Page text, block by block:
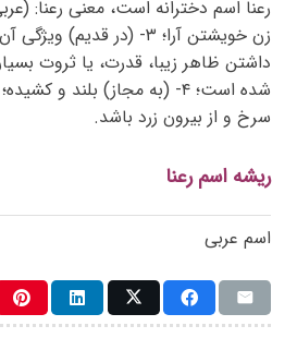
زن خویشتن آرا؛ ۳- (در
داشتن ظاهر زیبا، قدرت، یا ثروت
سرخ و از بیرون زرد باشد.
ریشه اسم رعنا
اسم عربی